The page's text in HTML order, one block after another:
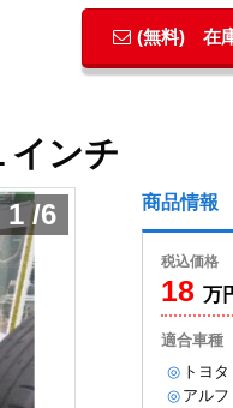
(無料) 在
ンチ
商品情報
税込価格
18万
適合車種
◎ トヨタ
◎ アル
1/6